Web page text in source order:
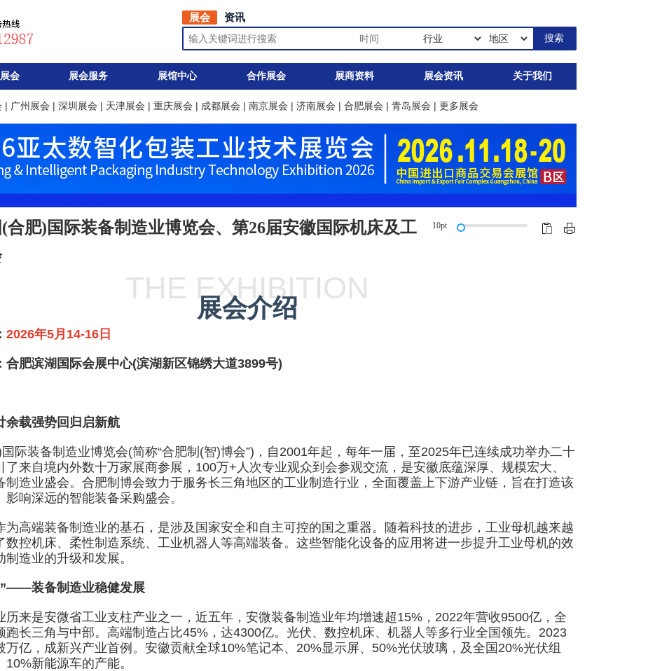
展会 资讯
会 展会服务 展馆中心 合作展会 展商资料 展会资讯 关于我们
| 广州展会 | 深圳展会 | 天津展会 | 重庆展会 | 成都展会 | 南京展会 | 济南展会 | 合肥展会 | 青岛展会 | 更多展会
10pt
合肥)国际装备制造业博览会、第26届安徽国际机床及工
THE EXHIBITION
展会介绍
2026年5月14-16日
肥滨湖国际会展中心(滨湖新区锦绣大道3899号)
载强势回归启新航
装备制造业博览会(简称“合肥制(智)博会”)，自2001年起，每年一届，至2025年已连续成功举办二十
了来自境内外数十万家展商参展，100万+人次专业观众到会参观交流，是安徽底蕴深厚、规模宏大、
制造业盛会。合肥制博会致力于服务长三角地区的工业制造行业，全面覆盖上下游产业链，旨在打造该
影响深远的智能装备采购盛会。
端装备制造业的基石，是涉及国家安全和自主可控的国之重器。随着科技的进步，工业母机越来越
数控机床、柔性制造系统、工业机器人等高端装备。这些智能化设备的应用将进一步提升工业母机的效
造业的升级和发展。
装备制造业稳健发展
是安微省工业支柱产业之一，近五年，安微装备制造业年均增速超15%，2022年营收9500亿，全
跑长三角与中部。高端制造占比45%，达4300亿。光伏、数控机床、机器人等多行业全国领先。2023
万亿，成新兴产业首例。安徽贡献全球10%笔记本、20%显示屏、50%光伏玻璃，及全国20%光伏组
新能源车的产能。